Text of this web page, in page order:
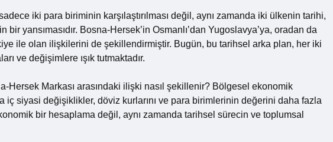
iki para biriminin karşılaştırılması değil, aynı zamanda iki ülkenin tarihi,
yansımasıdır. Bosna-Hersek’in Osmanlı’dan Yugoslavya’ya, oradan da
ile olan ilişkilerini de şekillendirmiştir. Bugün, bu tarihsel arka plan, her iki
ve değişimlere ışık tutmaktadır.
Hersek Markası arasındaki ilişki nasıl şekillenir? Bölgesel ekonomik
iç siyasi değişiklikler, döviz kurlarını ve para birimlerinin değerini daha fazla
bir hesaplama değil, aynı zamanda tarihsel sürecin ve toplumsal